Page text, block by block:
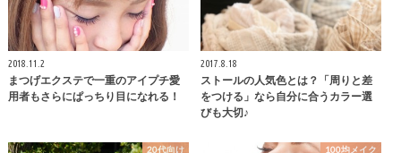
2018.11.2
まつげエクステで一重のアイプチ愛
用者もさらにぱっちり目になれる！
2017.8.18
ストールの人気色とは？「周りと差
をつける」なら自分に合うカラー選
びも大切♪
20代向け 100均メイク